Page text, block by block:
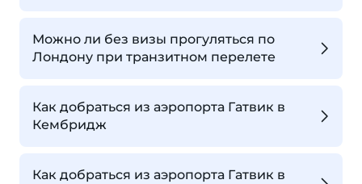
Можно ли без визы прогуляться по
Лондону при транзитном перелете
Как добраться из аэропорта Гатвик в
Кембридж
Как добраться из аэропорта Гатвик в